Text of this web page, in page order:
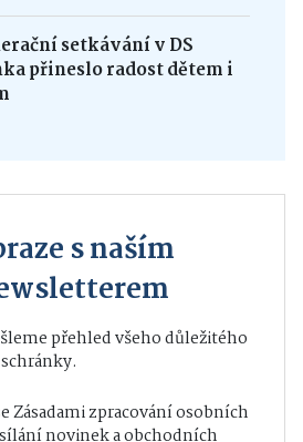
setkávání v DS
přineslo radost dětem i
s naším
přehled všeho důležitého
Zásadami zpracování osobních
novinek a obchodních